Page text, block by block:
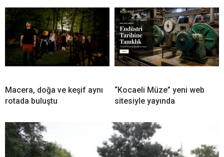
Macera, doğa ve keşif aynı
rotada buluştu
“Kocaeli Müze” yeni web
sitesiyle yayında